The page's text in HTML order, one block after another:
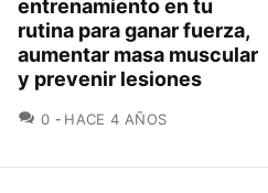
entrenamiento en tu
rutina para ganar fuerza,
aumentar masa muscular
y prevenir lesiones
0 COMENTARIOS
HACE 4 AÑOS